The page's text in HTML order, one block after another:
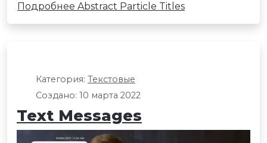
Подробнее Abstract Particle Titles
Категория: Текстовые
Создано: 10 марта 2022
Text Messages